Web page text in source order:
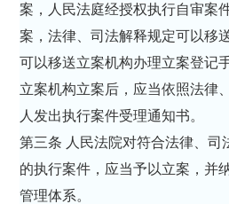
案，人民法庭经授权执行自审案
案，法律、司法解释规定可以移
可以移送立案机构办理立案登记
立案机构立案后，应当依照法律
人发出执行案件受理通知书。
第三条 人民法院对符合法律、司
的执行案件，应当予以立案，并
管理体系。